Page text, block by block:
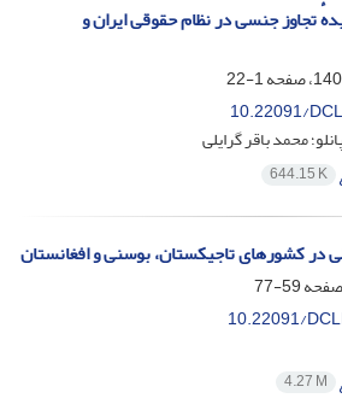
تجاوز جنسی در نظام حقوقی ایران و
1-22
10.22091/
محمد باقر گرایلی
644.15 K
در کشورهای تاجیکستان، بوسنی و افغانستان
59-77
10.22091/
4.27 M